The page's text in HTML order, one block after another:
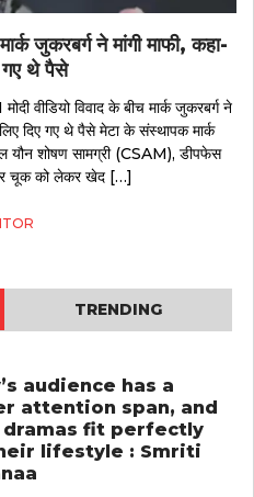
जुकरबर्ग ने मांगी माफी, कहा-
गए थे पैसे
विवाद के बीच मार्क जुकरबर्ग ने
दिए गए थे पैसे मेटा के संस्थापक मार्क
यौन शोषण सामग्री (CSAM), डीपफेस
चूक को लेकर खेद […]
TRENDING
audience has a
attention span, and
dramas fit perfectly
lifestyle : Smriti